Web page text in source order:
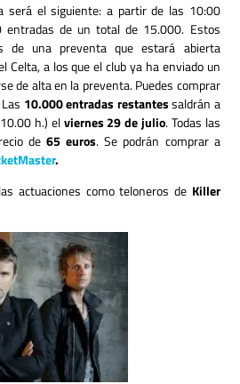
será el siguiente: a partir de las 10:00
entradas de un total de 15.000. Estos
de una preventa que estará abierta
Celta, a los que el club ya ha enviado un
de alta en la preventa. Puedes comprar
10.000 entradas restantessaldrán a
h.) elviernes 29 de julio. Todas las
de65 euros. Se podrán comprar a
.
actuaciones como teloneros de Killer